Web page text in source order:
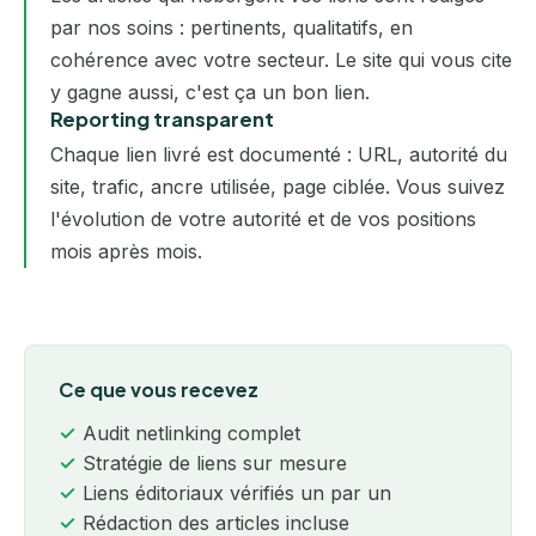
par nos soins : pertinents, qualitatifs, en
cohérence avec votre secteur. Le site qui vous cite
y gagne aussi, c'est ça un bon lien.
Reporting transparent
Chaque lien livré est documenté : URL, autorité du
site, trafic, ancre utilisée, page ciblée. Vous suivez
l'évolution de votre autorité et de vos positions
mois après mois.
Ce que vous recevez
Audit netlinking complet
Stratégie de liens sur mesure
Liens éditoriaux vérifiés un par un
Rédaction des articles incluse